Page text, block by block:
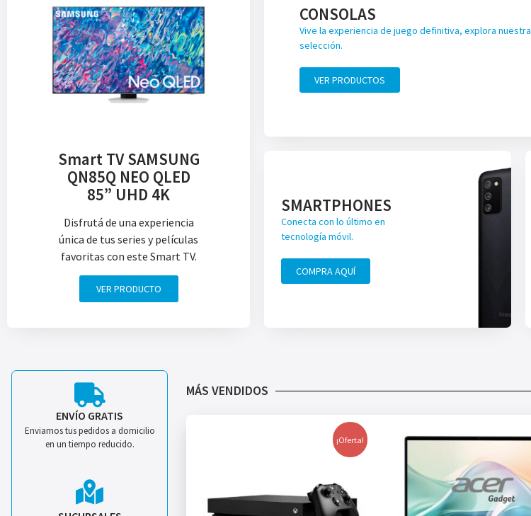
Smart TV SAMSUNG
QN85Q NEO QLED
85” UHD 4K
Disfrutá de una experiencia
única de tus series y películas
favoritas con este Smart TV.
VER PRODUCTO
CONSOLAS
Vive la experiencia de juego definitiva, explora nuestra
selección.
VER PRODUCTOS
SMARTPHONES
Conecta con lo último en
tecnología móvil.
COMPRA AQUÍ
ENVÍO GRATIS
Enviamos tus pedidos a domicilio
en un tiempo reducido.
MÁS VENDIDOS
¡Oferta!